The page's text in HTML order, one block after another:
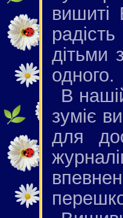
дітьми
одного.
В
зуміє
для